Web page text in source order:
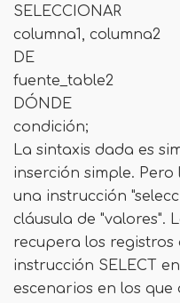
SELECCIONAR
columna1, columna2
DE
fuente_table2
DÓNDE
condición;
La sintaxis dada es
inserción simple.
una instrucción
cláusula de "valores".
recupera los
instrucción SELECT
escenarios en los